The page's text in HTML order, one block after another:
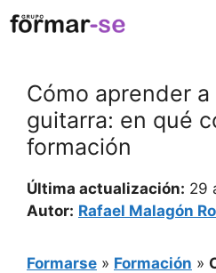
Saltar
al
Cómo aprender
guitarra: en qué
formación
Última actualización: 29
Autor: Rafael Malagón
Formarse » Formación »